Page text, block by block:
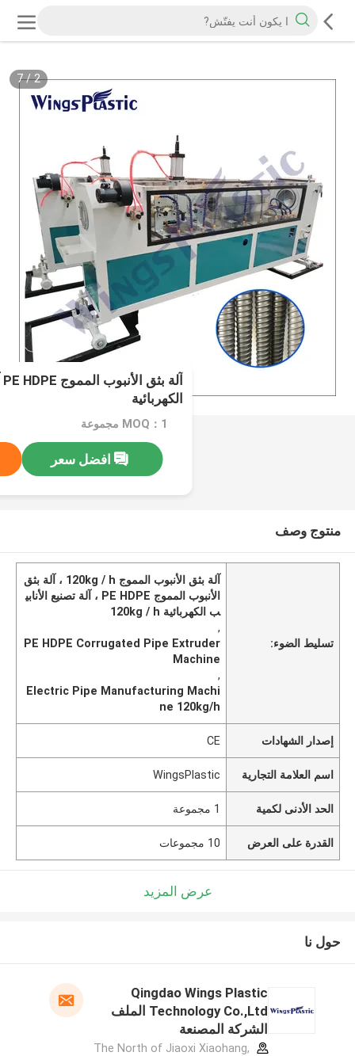
2
/
7
الكهربائية
MOQ：1 مجموعة
افضل سعر
منتوج وصف
تسليط الضوء:
آلة بثق الأنبوب المموج 120kg / h ، آلة بثق
الأنبوب المموج PE HDPE ، آلة تصنيع الأنابي
ب الكهربائية 120kg / h
,
PE HDPE Corrugated Pipe Extruder
Machine
,
Electric Pipe Manufacturing Machi
ne 120kg/h
إصدار الشهادات CE
اسم العلامة التجارية WingsPlastic
الحد الأدنى لكمية 1 مجموعة
القدرة على العرض 10 مجموعات
عرض المزيد
حول نا
Qingdao Wings Plastic
Technology Co.,Ltd الملف
الشركة المصنعة
The North of Jiaoxi Xiaohang,